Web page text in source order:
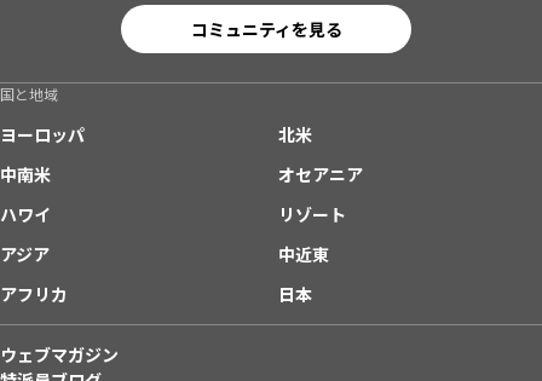
コミュニティを見る
国と地域
ヨーロッパ
北米
中南米
オセアニア
ハワイ
リゾート
アジア
中近東
アフリカ
日本
ウェブマガジン